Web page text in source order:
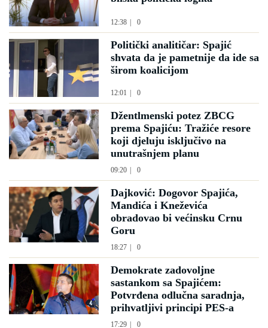
12:38 0
Politički analitičar: Spajić
shvata da je pametnije da ide sa
širom koalicijom
12:01 | 0
Džentlmenski potez ZBCG
prema Spajiću: Tražiće resore
koji djeluju isključivo na
unutrašnjem planu
09:20 | 0
Dajković: Dogovor Spajića,
Mandića i Kneževića
obradovao bi većinsku Crnu
Goru
18:27 | 0
Demokrate zadovoljne
sastankom sa Spajićem:
Potvrđena odlučna saradnja,
prihvatljivi principi PES-a
17:29 | 0